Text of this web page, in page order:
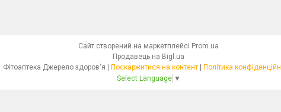
Сайт створений на маркетплейсі Prom.ua
Продавець на Bigl.ua
Поскаржитися на контент
Політика
Select Language ▼